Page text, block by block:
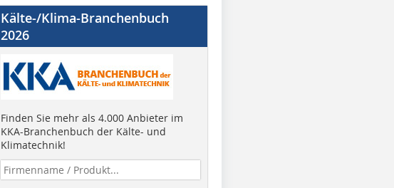
Kälte-/Klima-Branchenbuch
2026
Finden Sie mehr als 4.000 Anbieter im
KKA-Branchenbuch der Kälte- und
Klimatechnik!